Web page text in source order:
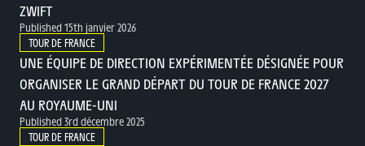
ZWIFT
Published 15th janvier 2026
TOUR DE FRANCE
UNE ÉQUIPE DE DIRECTION EXPÉRIMENTÉE DÉSIGNÉE POUR
ORGANISER LE GRAND DÉPART DU TOUR DE FRANCE 2027
AU ROYAUME-UNI
Published 3rd décembre 2025
TOUR DE FRANCE